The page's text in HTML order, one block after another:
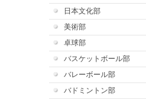
日本文化部
美術部
卓球部
バスケットボール部
バレーボール部
バドミントン部